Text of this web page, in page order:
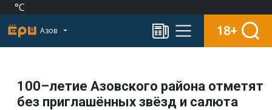
°C
Азов 18+
100–летие Азовского района отметят
без приглашённых звёзд и салюта